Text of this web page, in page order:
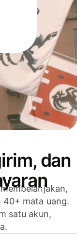
dan
40+ mata uang.
satu akun,